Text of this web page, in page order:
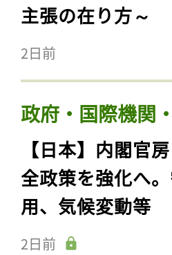
主張の在り方～
2日前
政府・国際機関
【日本】内閣官
全政策を強化へ
用、気候変動等
2日前